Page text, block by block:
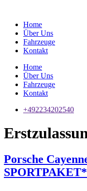
springenHome
Über Uns
Fahrzeuge
Kontakt
Home
Über Uns
Fahrzeuge
Kontakt
+492234202540
Porsche